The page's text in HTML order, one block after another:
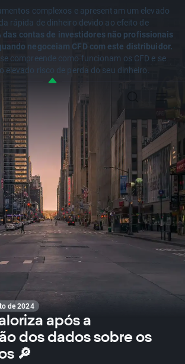
complexos e apresentam um elevado
rápida de dinheiro devido ao efeito de
das contas de investidores não profissionais
negoceiam CFD com este distribuidor.
compreende como funcionam os CFD e se
elevado risco de perda do seu dinheiro.
de 2024
após a
dos dados sobre os
🔎